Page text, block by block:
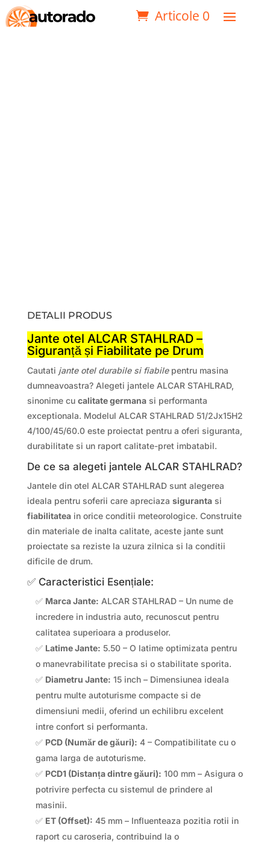
Articole 0
DETALII PRODUS
Jante otel ALCAR STAHLRAD –
Siguranță și Fiabilitate pe Drum
Cautati jante otel durabile si fiabilepentru masina
dumneavoastra? Alegeti jantele ALCAR STAHLRAD,
sinonime cu calitate germanasi performanta
exceptionala. Modelul ALCAR STAHLRAD 51/2Jx15H2
4/100/45/60.0 este proiectat pentru a oferi siguranta,
durabilitate si un raport calitate-pret imbatabil.
De ce sa alegeti jantele ALCAR STAHLRAD?
Jantele din otel ALCAR STAHLRAD sunt alegerea
ideala pentru soferii care apreciaza sigurantasi
fiabilitateain orice conditii meteorologice. Construite
din materiale de inalta calitate, aceste jante sunt
proiectate sa reziste la uzura zilnica si la conditii
dificile de drum.
✅ Caracteristici Esențiale:
✅ Marca Jante: ALCAR STAHLRAD – Un nume de
incredere in industria auto, recunoscut pentru
calitatea superioara a produselor.
✅ Latime Jante: 5.50 – O latime optimizata pentru
o manevrabilitate precisa si o stabilitate sporita.
✅ Diametru Jante: 15 inch – Dimensiunea ideala
pentru multe autoturisme compacte si de
dimensiuni medii, oferind un echilibru excelent
intre confort si performanta.
✅ PCD (Număr de găuri): 4 – Compatibilitate cu o
gama larga de autoturisme.
✅ PCD1 (Distanța dintre găuri): 100 mm – Asigura o
potrivire perfecta cu sistemul de prindere al
masinii.
✅ ET (Offset): 45 mm – Influenteaza pozitia rotii in
raport cu caroseria, contribuind la o